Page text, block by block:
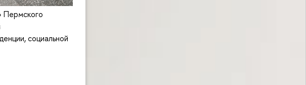
Пермского
социальной